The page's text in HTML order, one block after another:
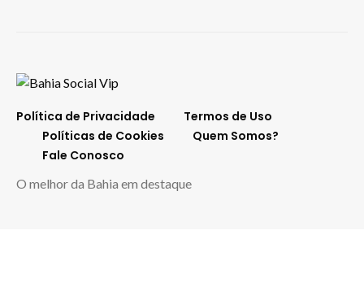
Política de Privacidade
Termos de Uso
Políticas de Cookies
Quem Somos?
Fale Conosco
O melhor da Bahia em destaque